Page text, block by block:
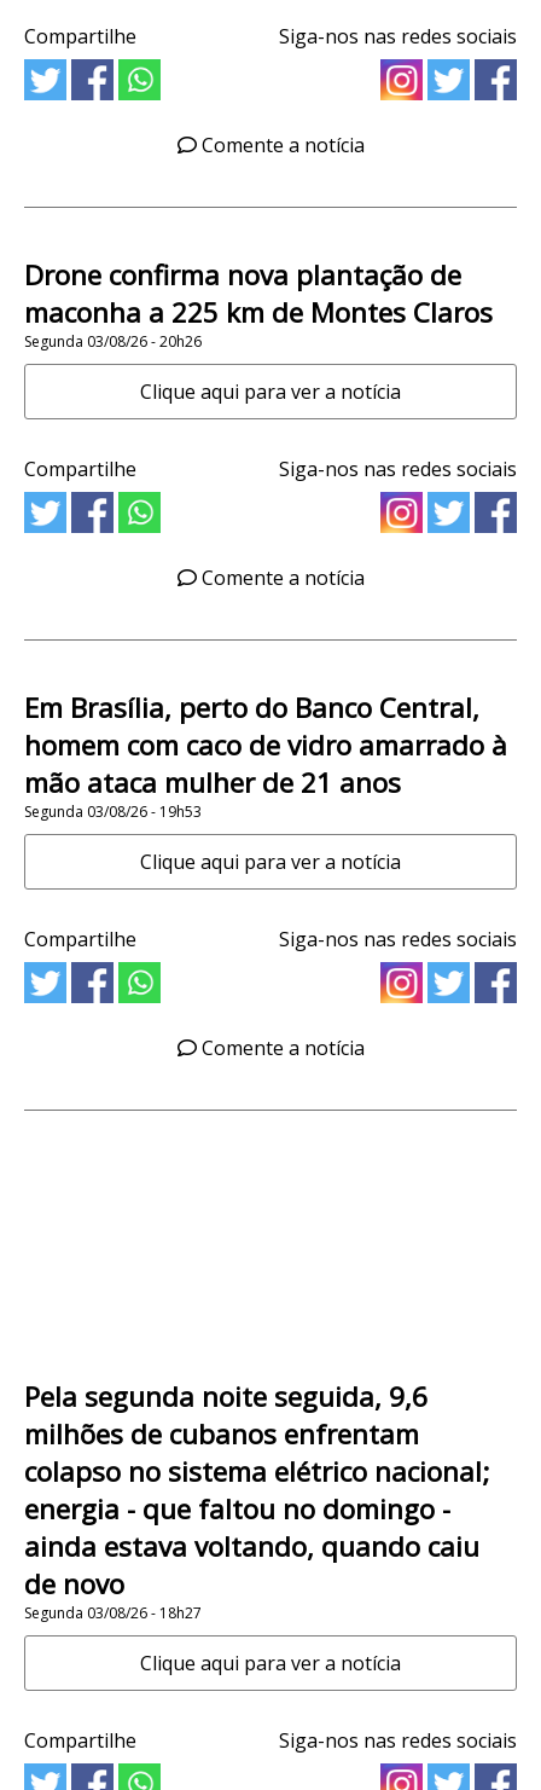
Compartilhe Siga-nos nas redes sociais
Comente a notícia
Drone confirma nova plantação de
maconha a 225 km de Montes Claros
Segunda 03/08/26 - 20h26
Clique aqui para ver a notícia
Compartilhe Siga-nos nas redes sociais
Comente a notícia
Em Brasília, perto do Banco Central,
homem com caco de vidro amarrado à
mão ataca mulher de 21 anos
Segunda 03/08/26 - 19h53
Clique aqui para ver a notícia
Compartilhe Siga-nos nas redes sociais
Comente a notícia
Pela segunda noite seguida, 9,6
milhões de cubanos enfrentam
colapso no sistema elétrico nacional;
energia - que faltou no domingo -
ainda estava voltando, quando caiu
de novo
Segunda 03/08/26 - 18h27
Clique aqui para ver a notícia
Compartilhe Siga-nos nas redes sociais